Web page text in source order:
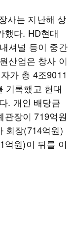
사는 지난해 상
했다. HD현대
셔널 등이 중간
산업은 창사 이
가 총 4조9011
기록했고 현대
. 개인 배당금
관장이 719억원
회장(714억원)
억원)이 뒤를 이